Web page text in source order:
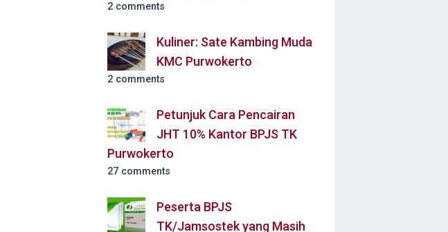
2 comments
Kuliner: Sate Kambing Muda
KMC Purwokerto
2 comments
Petunjuk Cara Pencairan
JHT 10% Kantor BPJS TK
Purwokerto
27 comments
Peserta BPJS
TK/Jamsostek yang Masih